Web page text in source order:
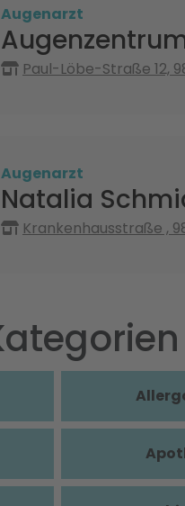
Augenarzt
Paul-Löbe-Straße 12,
Augenarzt
Natalia
Krankenhausstraße ,